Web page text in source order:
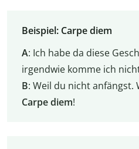
Beispiel: Carpe diem
A: Ich habe da diese
irgendwie komme ich
B: Weil du nicht anfängst.
Carpe diem!